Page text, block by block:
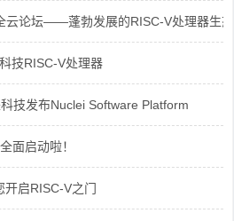
云论坛——蓬勃发展的RISC-V处理器生态
技RISC-V处理器
技发布Nuclei Software Platform
面启动啦！
开启RISC-V之门